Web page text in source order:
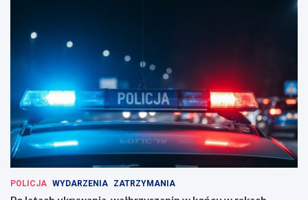
POLICJA WYDARZENIA ZATRZYMANIA